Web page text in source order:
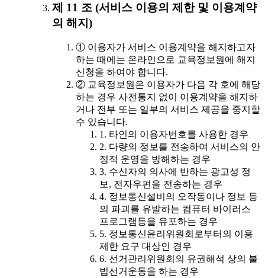
제 11 조 (서비스 이용의 제한 및 이용계약
의 해지)
① 이용자가 서비스 이용계약을 해지하고자
하는 때에는 온라인으로 교육정보원에 해지
신청을 하여야 합니다.
② 교육정보원은 이용자가 다음 각 호에 해당
하는 경우 사전통지 없이 이용계약을 해지하
거나 전부 또는 일부의 서비스 제공을 중지할
수 있습니다.
1. 타인의 이용자번호를 사용한 경우
2. 다량의 정보를 전송하여 서비스의 안
정적 운영을 방해하는 경우
3. 수신자의 의사에 반하는 광고성 정
보, 전자우편을 전송하는 경우
4. 정보통신설비의 오작동이나 정보 등
의 파괴를 유발하는 컴퓨터 바이러스
프로그램등을 유포하는 경우
5. 정보통신윤리위원회로부터의 이용
제한 요구 대상인 경우
6. 선거관리위원회의 유권해석 상의 불
법선거운동을 하는 경우